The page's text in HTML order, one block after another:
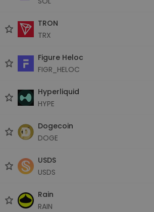
TRON
TRX
Figure Heloc
FIGR_HELOC
Hyperliquid
HYPE
Dogecoin
DOGE
USDS
USDS
Rain
RAIN